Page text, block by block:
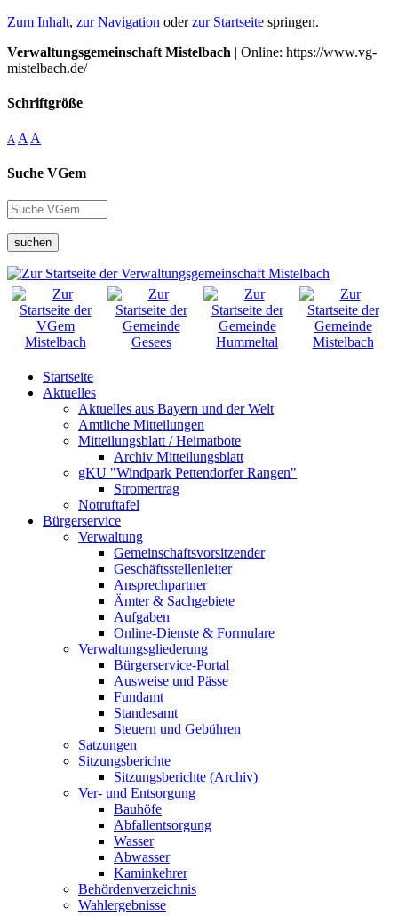
Zum Inhalt, zur Navigation oderzur Startseite springen.
Verwaltungsgemeinschaft Mistelbach | Online: https://www.vg-
mistelbach.de/
Schriftgröße
A A A
Suche VGem
suchen
Startseite
Aktuelles
Aktuelles aus Bayern und der Welt
Amtliche Mitteilungen
Mitteilungsblatt / Heimatbote
Archiv Mitteilungsblatt
gKU "Windpark Pettendorfer Rangen"
Stromertrag
Notruftafel
Bürgerservice
Verwaltung
Gemeinschaftsvorsitzender
Geschäftsstellenleiter
Ansprechpartner
Ämter & Sachgebiete
Aufgaben
Online-Dienste & Formulare
Verwaltungsgliederung
Bürgerservice-Portal
Ausweise und Pässe
Fundamt
Standesamt
Steuern und Gebühren
Satzungen
Sitzungsberichte
Sitzungsberichte (Archiv)
Ver- und Entsorgung
Bauhöfe
Abfallentsorgung
Wasser
Abwasser
Kaminkehrer
Behördenverzeichnis
Wahlergebnisse